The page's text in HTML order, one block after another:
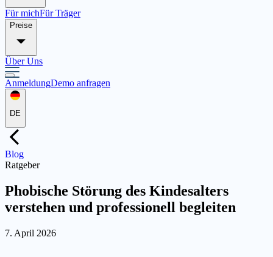
Für michFür Träger
Preise
Über Uns
AnmeldungDemo anfragen
DE
Blog
Ratgeber
Phobische Störung des Kindesalters
verstehen und professionell begleiten
7. April 2026